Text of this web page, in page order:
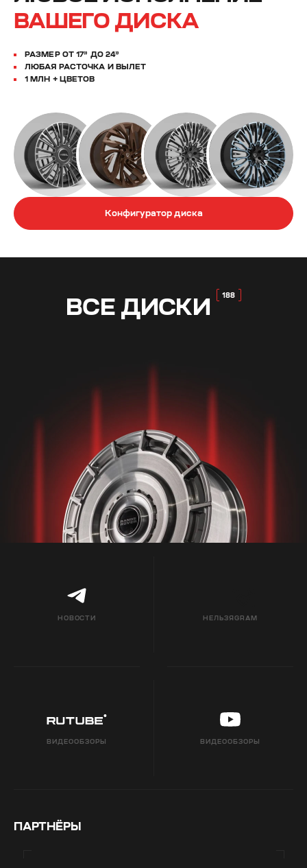
ВАШЕГО ДИСКА
РАЗМЕР ОТ 17” ДО 24”
ЛЮБАЯ РАСТОЧКА И ВЫЛЕТ
1 МЛН + ЦВЕТОВ
Конфигуратор диска
ВСЕ ДИСКИ
НОВОСТИ НЕЛЬЗЯGRAM
ВИДЕООБЗОРЫ ВИДЕООБЗОРЫ
ПАРТНЁРЫ